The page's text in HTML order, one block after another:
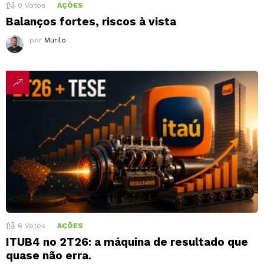
0 Votos AÇÕES
Balanços fortes, riscos à vista
por Murilo
6 Votos AÇÕES
ITUB4 no 2T26: a máquina de resultado que
quase não erra.